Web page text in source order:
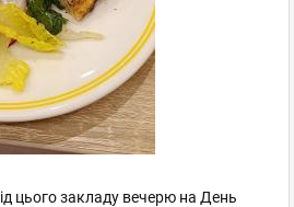
цього закладу вечерю на День